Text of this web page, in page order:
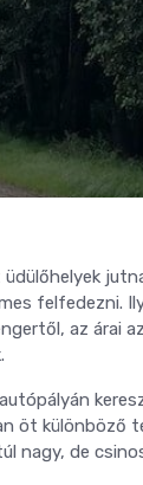
felfedezni.
az árai
öt különböző
nagy, de